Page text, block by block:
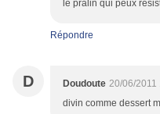
le pralin qui peux
Répondre
D Doudoute 20/06/2011
divin comme dessert